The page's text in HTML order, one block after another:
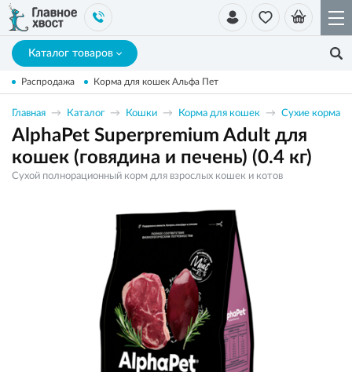
Каталог товаров
Распродажа Корма для кошек Альфа Пет
Главная Каталог Кошки Корма для кошек Сухие корма
AlphaPet Superpremium Adult для
кошек (говядина и печень) (0.4 кг)
Сухой полнорационный корм для взрослых кошек и котов